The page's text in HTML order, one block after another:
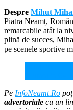
Despre Mihut
Piatra Neamț,
remarcabile atât la
plină de succes,
pe scenele sportive
Pe InfoNeamt.Ro
advertoriale cu un